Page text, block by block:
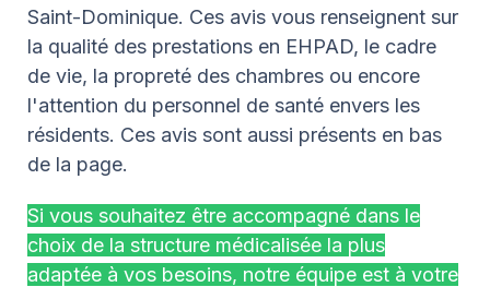
Saint-Dominique. Ces avis vous renseignent sur
la qualité des prestations en EHPAD, le cadre
de vie, la propreté des chambres ou encore
l'attention du personnel de santé envers les
résidents. Ces avis sont aussi présents en bas
de la page.
Si vous souhaitez être accompagné dans le
choix de la structure médicalisée la plus
adaptée à vos besoins, notre équipe est à votre